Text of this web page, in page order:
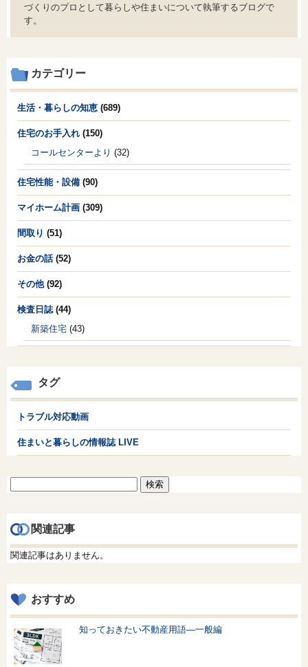
づくりのプロとして暮らしや住まいについて執筆するブログで
す。
カテゴリー
生活・暮らしの知恵 (689)
住宅のお手入れ (150)
コールセンターより (32)
住宅性能・設備 (90)
マイホーム計画 (309)
間取り (51)
お金の話(52)
その他(92)
検査日誌 (44)
新築住宅 (43)
タグ
トラブル対応動画
住まいと暮らしの情報誌 LIVE
索:
関連記事
関連記事はありません。
おすすめ
知っておきたい不動産用語—一般編